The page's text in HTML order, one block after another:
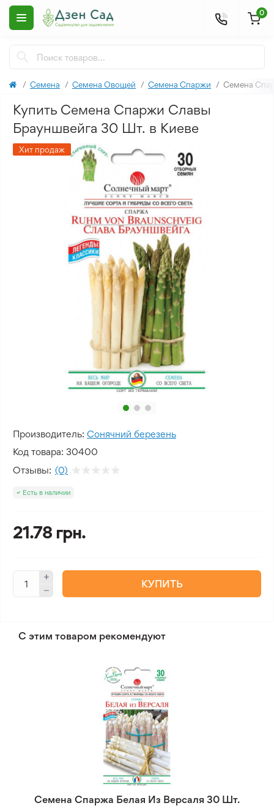
0
Семена Семена Овощей Семена Спаржи Семена
Купить Семена Спаржи Славы
Брауншвейга 30 Шт. в Киеве
Хит продаж
Производитель: Сонячний березень
Код товара: 30400
Отзывы: (0)
Есть в наличии
21.78 грн.
КУПИТЬ
С этим товаром рекомендуют
Семена Спаржа Белая Из Версаля 30 Шт.